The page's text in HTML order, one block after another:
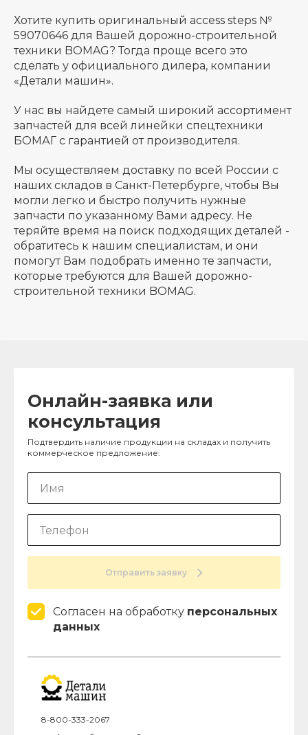
Хотите купить оригинальный access steps №
59070646 для Вашей дорожно-строительной
техники BOMAG? Тогда проще всего это
сделать у официального дилера, компании
«Детали машин».
У нас вы найдете самый широкий ассортимент
запчастей для всей линейки спецтехники
БОМАГ с гарантией от производителя.
Мы осуществляем доставку по всей России с
наших складов в Санкт-Петербурге, чтобы Вы
могли легко и быстро получить нужные
запчасти по указанному Вами адресу. Не
теряйте время на поиск подходящих деталей -
обратитесь к нашим специалистам, и они
помогут Вам подобрать именно те запчасти,
которые требуются для Вашей дорожно-
строительной техники BOMAG.
Онлайн-заявка или
консультация
Подтвердить наличие продукции на складах и получить
коммерческое предложение:
Отправить заявку
Согласен на обработку персональных
данных
8-800-333-2067